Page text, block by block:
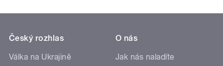
Český rozhlas
Válka na Ukrajině
O nás
Jak nás naladíte